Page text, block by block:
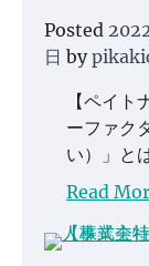
Posted
日 by
【ペイ
ーファク
い）」と
Read